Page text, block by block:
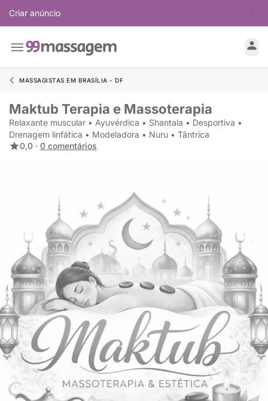
Criar anúncio
MASSAGISTAS EM BRASÍLIA - DF
Maktub Terapia e Massoterapia
Relaxante muscular • Ayuvérdica • Shantala • Desportiva •
Drenagem linfática • Modeladora • Nuru • Tântrica
0,0 · 0 comentários